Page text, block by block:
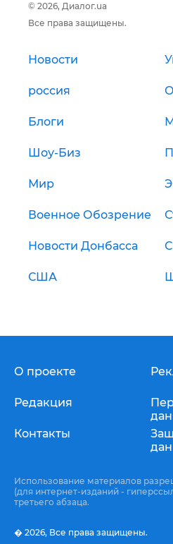
© 2026, Диалог.ua
Все права защищены.
Новости
россия
Блоги
Шоу-Биз
Мир
Военное Обозрение
Новости Донбасса
США
О проекте
Редакция
Контакты
Использование материалов
(для интернет-изданий -
третьего абзаца.
� 2026, Все права защищены.